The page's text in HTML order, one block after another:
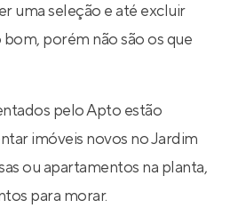
uma seleção e até excluir
porém não são os que
pelo Apto estão
imóveis novos no Jardim
ou apartamentos na planta,
para morar.